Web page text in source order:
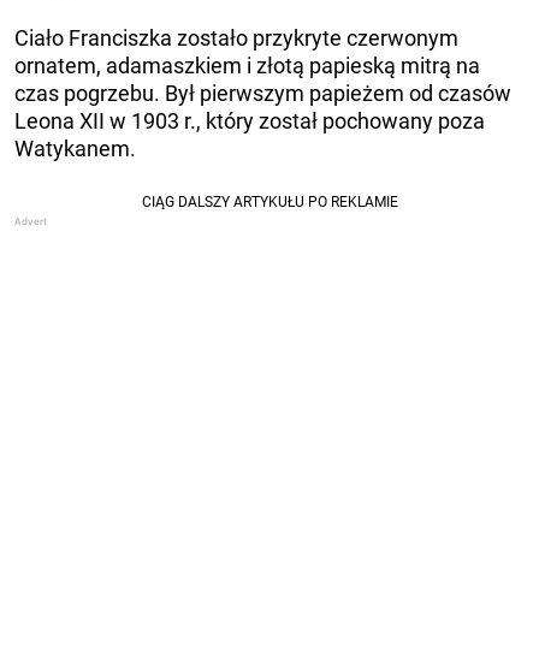
Ciało Franciszka zostało przykryte czerwonym
ornatem, adamaszkiem i złotą papieską mitrą na
czas pogrzebu. Był pierwszym papieżem od czasów
Leona XII w 1903 r., który został pochowany poza
Watykanem.